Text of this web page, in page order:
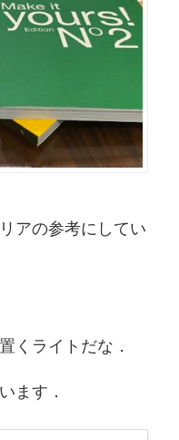
アの参考にしてい
くライトだな．
ます．